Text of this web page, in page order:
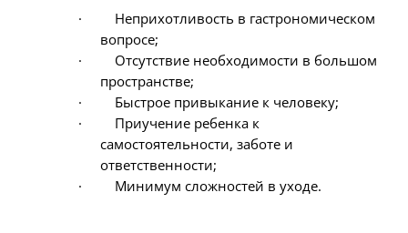
·
Неприхотливость в гастрономическом
вопросе;
·
Отсутствие необходимости в большом
пространстве;
·
Быстрое привыкание к человеку;
·
Приучение ребенка к
самостоятельности, заботе и
ответственности;
·
Минимум сложностей в уходе.